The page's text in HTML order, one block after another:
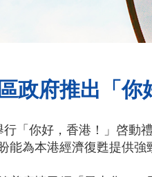
政府推出「你
「你好，香港！」啓動
能為本港經濟復甦提供強